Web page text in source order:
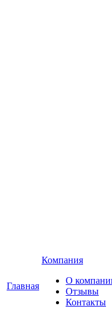
Главная
Компания
О
Отзывы
Контакты